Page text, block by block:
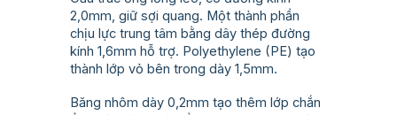
2,0mm, giữ sợi quang. Một thành phần
chịu lực trung tâm bằng dây thép đường
kính 1,6mm hỗ trợ. Polyethylene (PE) tạo
thành lớp vỏ bên trong dày 1,5mm.
Băng nhôm dày 0,2mm tạo thêm lớp chắn